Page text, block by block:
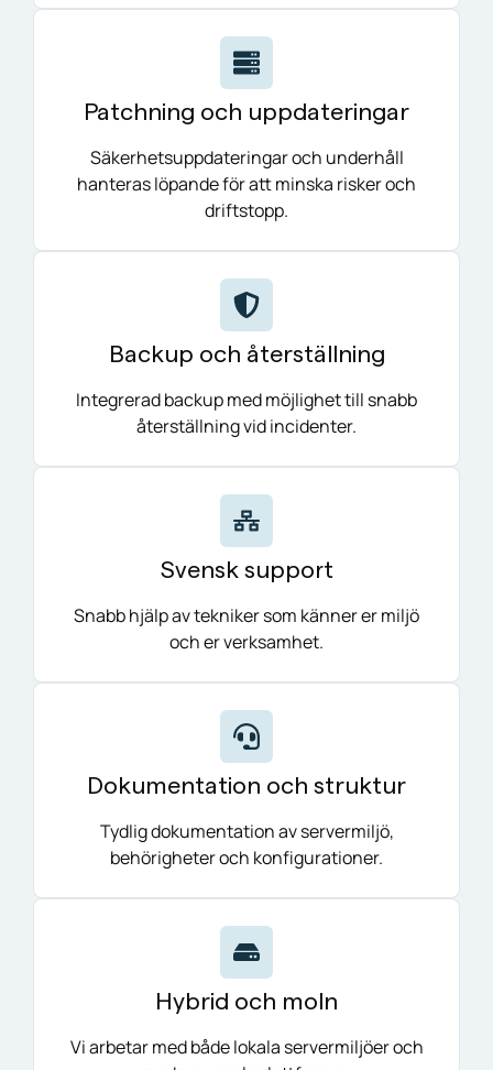
Patchning och uppdateringar
Säkerhetsuppdateringar och underhåll
hanteras löpande för att minska risker och
driftstopp.
Backup och återställning
Integrerad backup med möjlighet till snabb
återställning vid incidenter.
Svensk support
Snabb hjälp av tekniker som känner er miljö
och er verksamhet.
Dokumentation och struktur
Tydlig dokumentation av servermiljö,
behörigheter och konfigurationer.
Hybrid och moln
Vi arbetar med både lokala servermiljöer och